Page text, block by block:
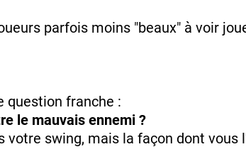
parfois moins "beaux" à voir
question franche :
le mauvais ennemi ?
votre swing, mais la façon dont vous